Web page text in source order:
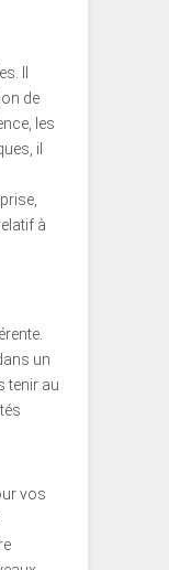
Il
de
les
il
à
un
tenir au
vos